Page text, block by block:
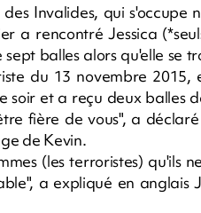
Invalides, qui
a rencontré Jessica
balles alors qu'elle se
du 13 novembre
soir et a reçu deux balles
fière de vous", a
de Kevin.
(les terroristes) qu'ils
a expliqué en anglais